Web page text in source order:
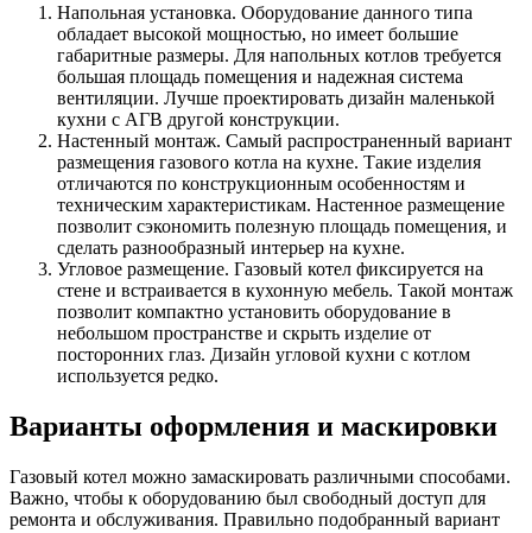
Напольная установка. Оборудование данного типа
обладает высокой мощностью, но имеет большие
габаритные размеры. Для напольных котлов требуется
большая площадь помещения и надежная система
вентиляции. Лучше проектировать дизайн маленькой
кухни с АГВ другой конструкции.
Настенный монтаж. Самый распространенный вариант
размещения газового котла на кухне. Такие изделия
отличаются по конструкционным особенностям и
техническим характеристикам. Настенное размещение
позволит сэкономить полезную площадь помещения, и
сделать разнообразный интерьер на кухне.
Угловое размещение. Газовый котел фиксируется на
стене и встраивается в кухонную мебель. Такой монтаж
позволит компактно установить оборудование в
небольшом пространстве и скрыть изделие от
посторонних глаз. Дизайн угловой кухни с котлом
используется редко.
Варианты оформления и маскировки
Газовый котел можно замаскировать различными способами.
Важно, чтобы к оборудованию был свободный доступ для
ремонта и обслуживания. Правильно подобранный вариант